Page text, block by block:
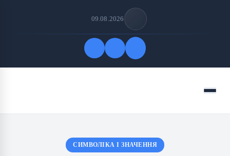
09.08.2026
Menu
СИМВОЛІКА І ЗНАЧЕННЯ